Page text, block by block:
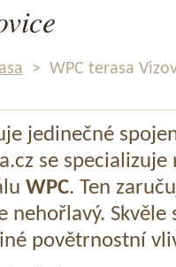
> WPC terasa
jedinečné
se specializuje
WPC. Ten
nehořlavý.
povětrnostní